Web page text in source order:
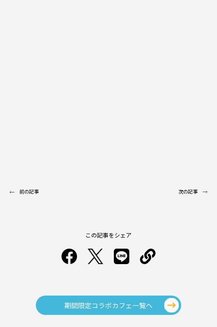
前の記事 次の記事
この記事をシェア
期間限定コラボカフェ一覧へ